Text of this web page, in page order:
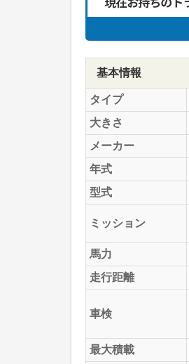
基本情報
タイプ
大きさ
メーカー
年式
型式
ミッション
馬力
走行距離
車検
最大積載